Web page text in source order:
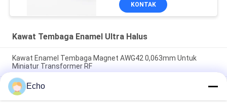
KONTAK
Kawat Tembaga Enamel Ultra Halus
Kawat Enamel Tembaga Magnet AWG42 0,063mm Untuk
Miniatur Transformer RF
Kawat Tembaga Bulat Berenamel Poliuretan 0,06Mm
155°C/180°C untuk Padatan Terisolasi Tembaga Kemurnian
Tinggi
Echo